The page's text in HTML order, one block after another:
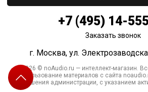
+7 (495) 14-
Заказать звонок
г. Москва, ул.
2026 © noAudio.ru — интеллект-магазин.
Использование материалов с сайта
разрешения администрации, с указанием